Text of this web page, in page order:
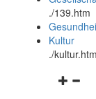
./139.htm
Kultur
./kultur.htm